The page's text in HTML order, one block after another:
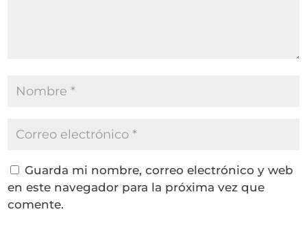
Guarda mi nombre, correo electrónico y web
en este navegador para la próxima vez que
comente.